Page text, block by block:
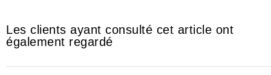
Les clients ayant consulté cet article ont
également regardé